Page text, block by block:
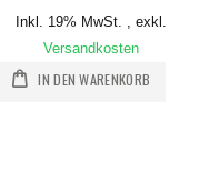
Inkl. 19% MwSt.
exkl.
Versandkosten
IN DEN WARENKORB